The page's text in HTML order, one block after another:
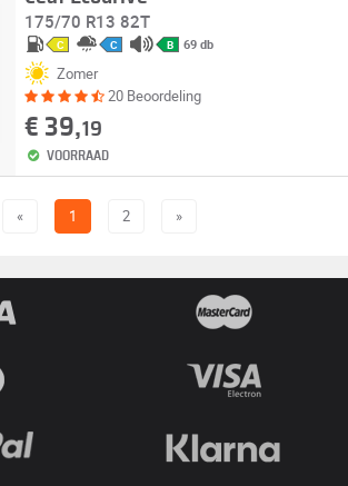
175/70 R13 82T
C C B 69 db
Zomer
20 Beoordeling
€ 39,19
VOORRAAD
« 1 2 »